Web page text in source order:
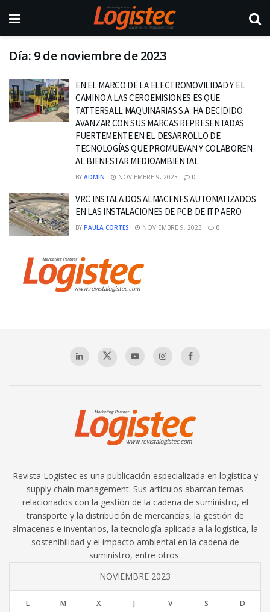
Día: 9 de noviembre de 2023
EN EL MARCO DE LA ELECTROMOVILIDAD Y EL
CAMINO A LAS CEROEMISIONES ES QUE
TATTERSALL MAQUINARIAS S.A. HA DECIDIDO
AVANZAR CON SUS MARCAS REPRESENTADAS
FUERTEMENTE EN EL DESARROLLO DE
TECNOLOGÍAS QUE PROMUEVAN Y COLABOREN
AL BIENESTAR MEDIOAMBIENTAL
BY ADMIN NOVIEMBRE 9, 2023 0
VRC INSTALA DOS ALMACENES AUTOMATIZADOS
EN LAS INSTALACIONES DE PCB DE ITP AERO
BY PAULA CORTES NOVIEMBRE 9, 2023 0
Revista Logistec es una publicación especializada en logística y
supply chain management. Sus artículos abarcan temas
relacionados con la gestión de la cadena de suministro, el
transporte y la distribución de mercancías, la gestión de
almacenes e inventarios, la tecnología aplicada a la logística, la
sostenibilidad y el impacto ambiental en la cadena de
suministro, entre otros.
NOVIEMBRE 2023
L M X J V S D